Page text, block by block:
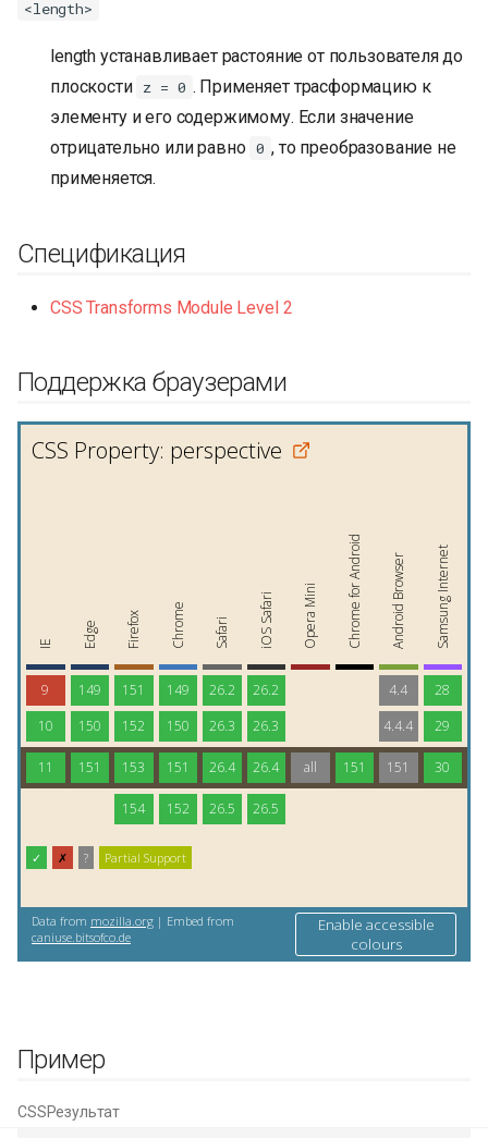
<length>
length устанавливает растояние от пользователя до
плоскости z = 0 . Применяет трасформацию к
элементу и его содержимому. Если значение
отрицательно или равно 0 , то преобразование не
применяется.
Спецификация
CSS Transforms Module Level 2
Поддержка браузерами
Пример
CSSРезультат